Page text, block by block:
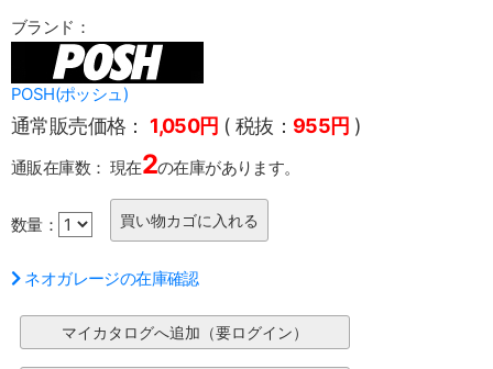
ブランド：
POSH(ポッシュ)
通常販売価格： 1,050円 ( 税抜： 955円 )
通販在庫数： 現在2の在庫があります。
数量：
ネオガレージの在庫確認